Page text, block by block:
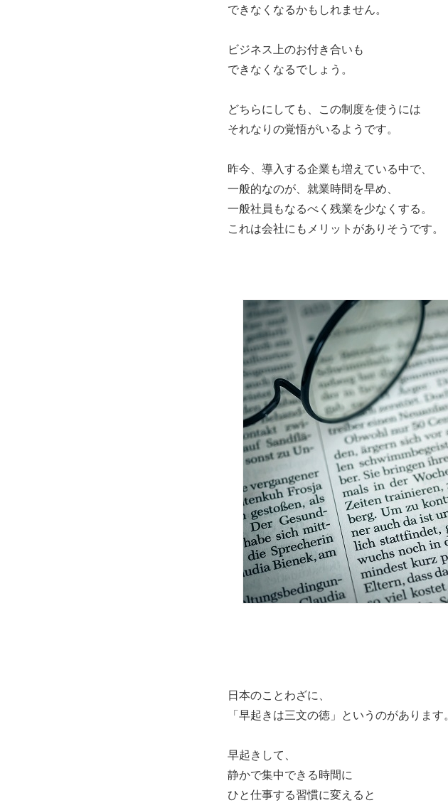
できなくなるかもしれません。
ビジネス上のお付き合いも
できなくなるでしょう。
どちらにしても、この制度を使うには
それなりの覚悟がいるようです。
昨今、導入する企業も増えている中で、
一般的なのが、就業時間を早め、
一般社員もなるべく残業を少なくする。
これは会社にもメリットがありそうです。
日本のことわざに、
「早起きは三文の徳」というのがあります。
早起きして、
静かで集中できる時間に
ひと仕事する習慣に変えると